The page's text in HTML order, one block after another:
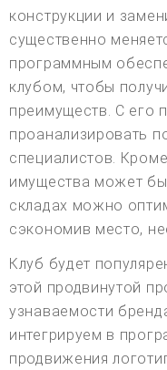
конструкции и
существенно
программным
клубом, чтобы
преимуществ. С
проанализировать
специалистов.
имущества может
складах можно
сэкономив место,
Клуб будет
этой продвинутой
узнаваемости
интегрируем в
продвижения